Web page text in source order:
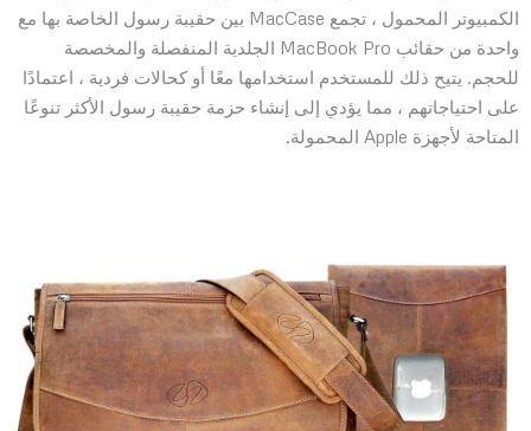
الكمبيوتر المحمول ، تجمع MacCase بين حقيبة رسول الخاصة بها مع
واحدة من حقائب MacBook Pro الجلدية المنفصلة والمخصصة
للحجم. يتيح ذلك للمستخدم استخدامها معًا أو كحالات فردية ، اعتمادًا
على احتياجاتهم ، مما يؤدي إلى إنشاء حزمة حقيبة رسول الأكثر تنوعًا
المتاحة لأجهزة Apple المحمولة.